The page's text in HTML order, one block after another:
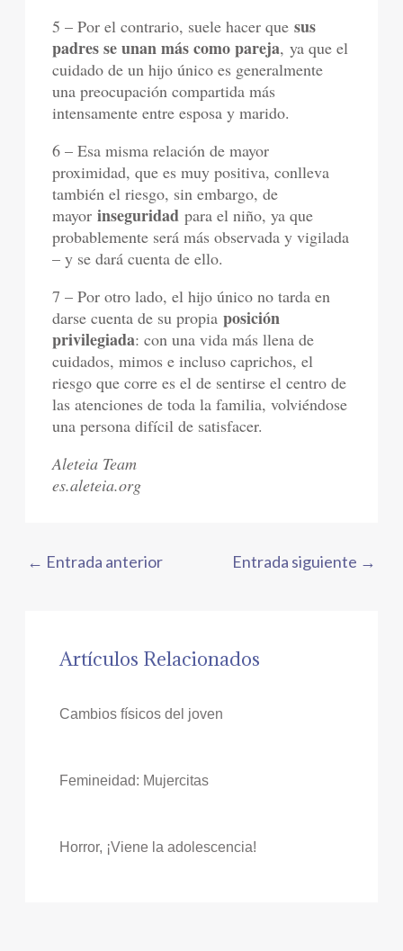
5 – Por el contrario, suele hacer quesus
padres se unan más como pareja, ya que el
cuidado de un hijo único es generalmente
una preocupación compartida más
intensamente entre esposa y marido.
6 – Esa misma relación de mayor
proximidad, que es muy positiva, conlleva
también el riesgo, sin embargo, de
mayorinseguridadpara el niño, ya que
probablemente será más observada y vigilada
– y se dará cuenta de ello.
7 – Por otro lado, el hijo único no tarda en
darse cuenta de su propiaposición
privilegiada: con una vida más llena de
cuidados, mimos e incluso caprichos, el
riesgo que corre es el de sentirse el centro de
las atenciones de toda la familia, volviéndose
una persona difícil de satisfacer.
Aleteia Team
es.aleteia.org
← Entrada anterior Entrada siguiente →
Artículos Relacionados
Cambios físicos del joven
Femineidad: Mujercitas
Horror, ¡Viene la adolescencia!